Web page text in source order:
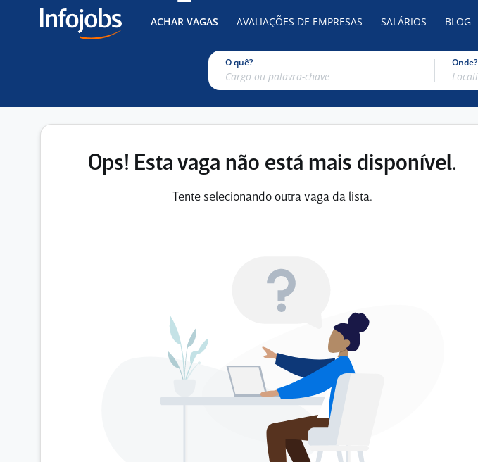
ACHAR VAGAS AVALIAÇÕES DE EMPRESAS SALÁRIOS BLOG
O quê? Onde?
Ops! Esta vaga não está mais disponível.
Tente selecionando outra vaga da lista.